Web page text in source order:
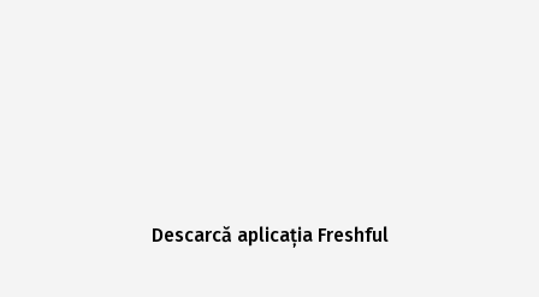
Descarcă aplicația Freshful